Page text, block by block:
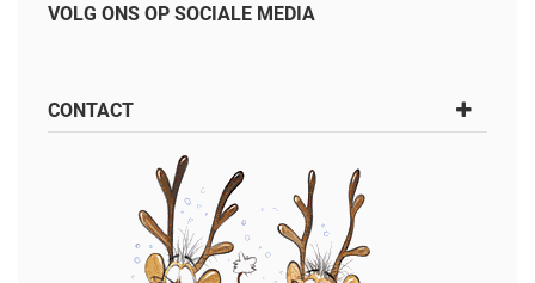
VOLG ONS OP SOCIALE MEDIA
CONTACT